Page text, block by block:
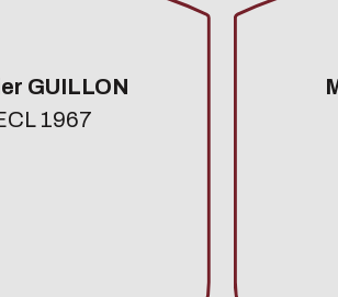
GUILLON
1967